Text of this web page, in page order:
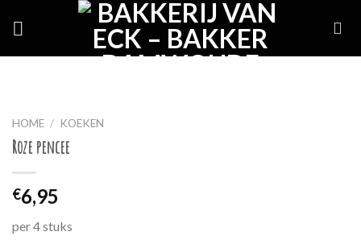
HOME / KOEKEN
Roze pencee
€6,95
per 4 stuks